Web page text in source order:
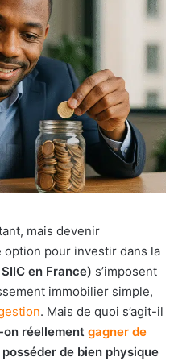
mais devenir
option pour investir dans la
en France) s’imposent
immobilier simple,
. Mais de quoi s’agit-il
réellement gagner de
de bien physique